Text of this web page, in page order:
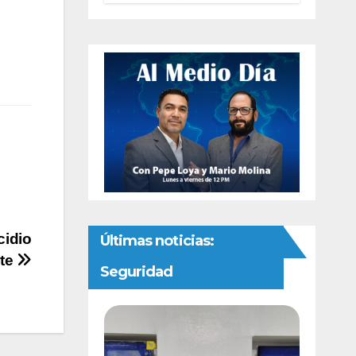
Chihuahua
Últimas noticias:
Seguridad